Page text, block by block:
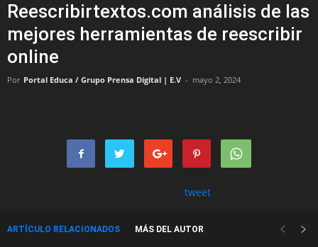
Reescribirtextos.com análisis de las
mejores herramientas de reescribir
online
Por Portal Educa / Grupo Prensa Digital | E.V - mayo 2, 2024
tweet
ARTÍCULO RELACIONADOS MÁS DEL AUTOR